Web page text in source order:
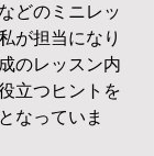
どのミニレッ
が担当になり
のレッスン内
立つヒントを
なっていま